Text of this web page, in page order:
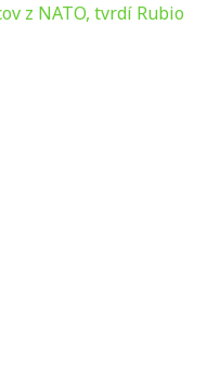
z NATO, tvrdí Rubio